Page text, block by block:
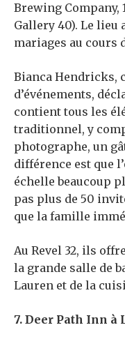
Brewing Company,
Gallery 40). Le
mariages au cours
Bianca Hendricks,
d’événements,
contient tous les
traditionnel, y
photographe, un
différence est que
échelle beaucoup
pas plus de 50
que la famille
Au Revel 32, ils
la grande salle de
Lauren et de la
7. Deer Path Inn